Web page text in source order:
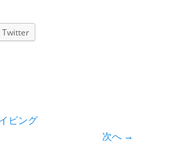
Twitter
イビング
次へ →